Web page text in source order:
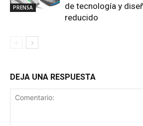
PRENSA
de tecnología y
reducido
DEJA UNA RESPUESTA